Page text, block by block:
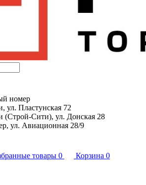
номер
ул. Пластунская 72
(Строй-Сити), ул. Донская 28
ул. Авиационная 28/9
товары 0 Корзина 0